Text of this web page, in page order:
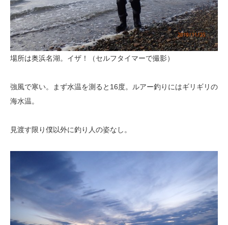
場所は奥浜名湖。イザ！（セルフタイマーで撮影）
強風で寒い。まず水温を測ると16度。ルアー釣りにはギリギリの
海水温。
見渡す限り僕以外に釣り人の姿なし。